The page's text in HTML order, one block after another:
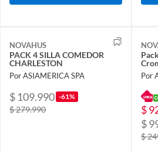
NOVAHUS
PACK 4 SILLA COMEDOR
CHARLESTON
Por ASIAMERICA SPA
$ 109.990 -61%
$ 279.990
Por
$
$
$